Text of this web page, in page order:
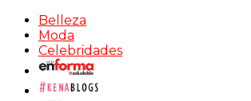
Belleza
Moda
Celebridades